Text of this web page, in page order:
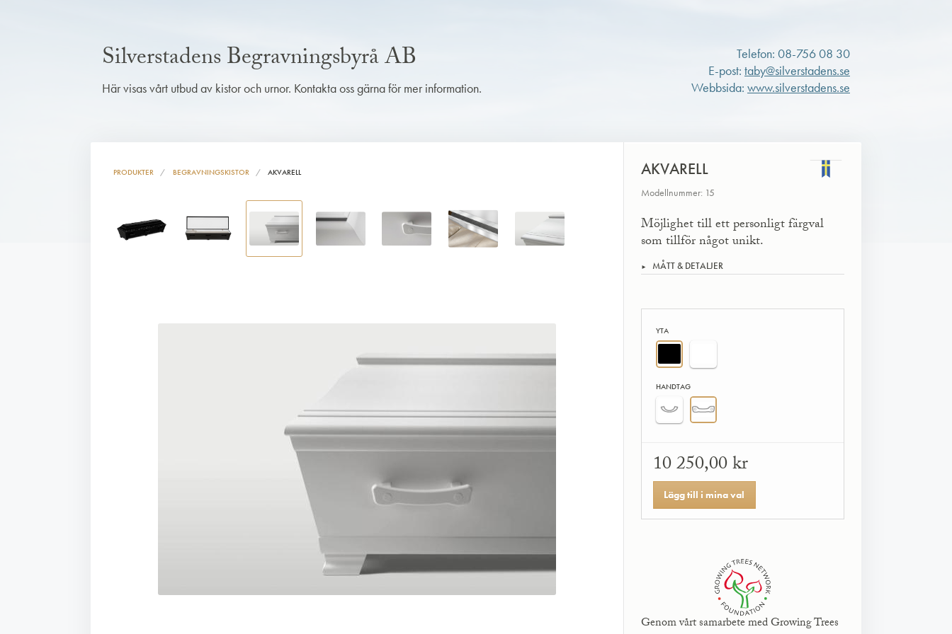
Silverstadens Begravningsbyrå AB
Här visas vårt utbud av kistor och urnor. Kontakta oss gärna för mer information.
Telefon: 08-756 08 30
E-post: taby@silverstadens.se
Webbsida: www.silverstadens.se
PRODUKTER BEGRAVNINGSKISTOR AKVARELL AKVARELL
Modellnummer: 15
Möjlighet till ett personligt färgval
som tillför något unikt.
MÅTT & DETALJER
YTA
HANDTAG
10 250,00 kr
Lägg till i mina val
Genom vårt samarbete med Growing Trees